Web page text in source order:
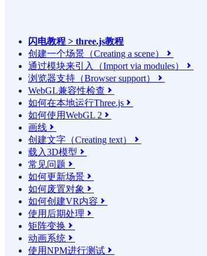
闪电教程 > three.js教程
创建一个场景（Creating a scene）

通过模块来引入（Import via modules） 
浏览器支持（Browser support） 
WebGL兼容性检查 
如何在本地运行Three.js 
如何使用WebGL 2 
画线 
创建文字（Creating text） 
载入3D模型 
常见问题 
如何更新场景 
如何废置对象 
如何创建VR内容 
使用后期处理 
矩阵变换 
动画系统 
使用NPM进行测试 